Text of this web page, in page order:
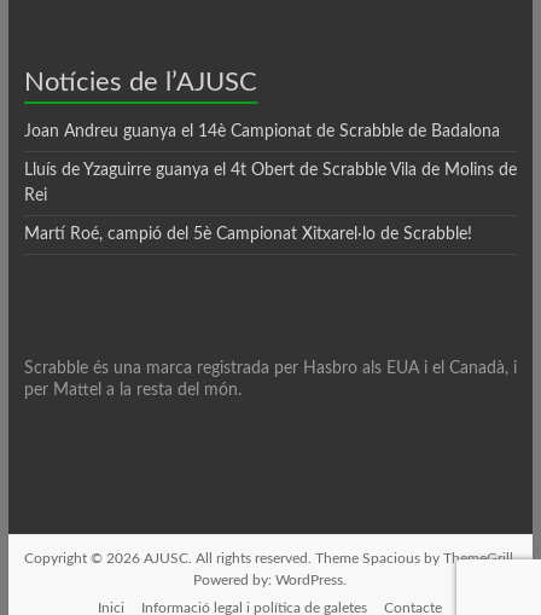
Notícies de l’AJUSC
Joan Andreu guanya el 14è Campionat de Scrabble de Badalona
Lluís de Yzaguirre guanya el 4t Obert de Scrabble Vila de Molins de
Rei
Martí Roé, campió del 5è Campionat Xitxarel·lo de Scrabble!
Scrabble és una marca registrada per Hasbro als EUA i el Canadà, i
per Mattel a la resta del món.
Copyright © 2026 AJUSC. All rights reserved. Theme Spaciousby ThemeGrill.
Powered by:WordPress
Inici
Informació legal i política de galetes Contacte